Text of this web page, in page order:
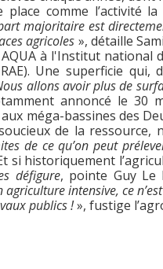
comme l’activité
majoritaire est
agricoles », détaille
à l'Institut national
Une superficie qui,
allons avoir plus de
annoncé le 30
méga-bassines des
de la ressource,
de ce qu’on peut
si historiquement
défigure, pointe Guy Le
agriculture intensive, ce
publics !», fustige